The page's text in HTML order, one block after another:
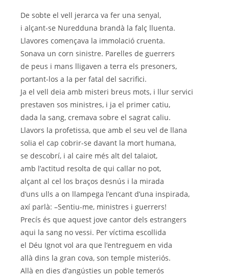
De sobte el vell jerarca va fer una senyal,
i alçant-se Nuredduna brandà la falç lluenta.
Llavores començava la immolació cruenta.
Sonava un corn sinistre. Parelles de guerrers
de peus i mans lligaven a terra els presoners,
portant-los a la per fatal del sacrifici.
Ja el vell deia amb misteri breus mots, i llur servici
prestaven sos ministres, i ja el primer catiu,
dada la sang, cremava sobre el sagrat caliu.
Llavors la profetissa, que amb el seu vel de llana
solia el cap cobrir-se davant la mort humana,
se descobrí, i al caire més alt del talaiot,
amb l’actitud resolta de qui callar no pot,
alçant al cel los braços desnús i la mirada
d’uns ulls a on llampega l’encant d’una inspirada,
axí parlà: –Sentiu-me, ministres i guerrers!
Precís és que aquest jove cantor dels estrangers
aqui la sang no vessi. Per víctima escollida
el Déu Ignot vol ara que l’entreguem en vida
allà dins la gran cova, son temple misteriós.
Allà en dies d’angústies un poble temerós